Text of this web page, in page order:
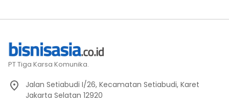
PT Tiga Karsa Komunika.
Jalan Setiabudi I/26, Kecamatan Setiabudi, Karet
Jakarta Selatan 12920